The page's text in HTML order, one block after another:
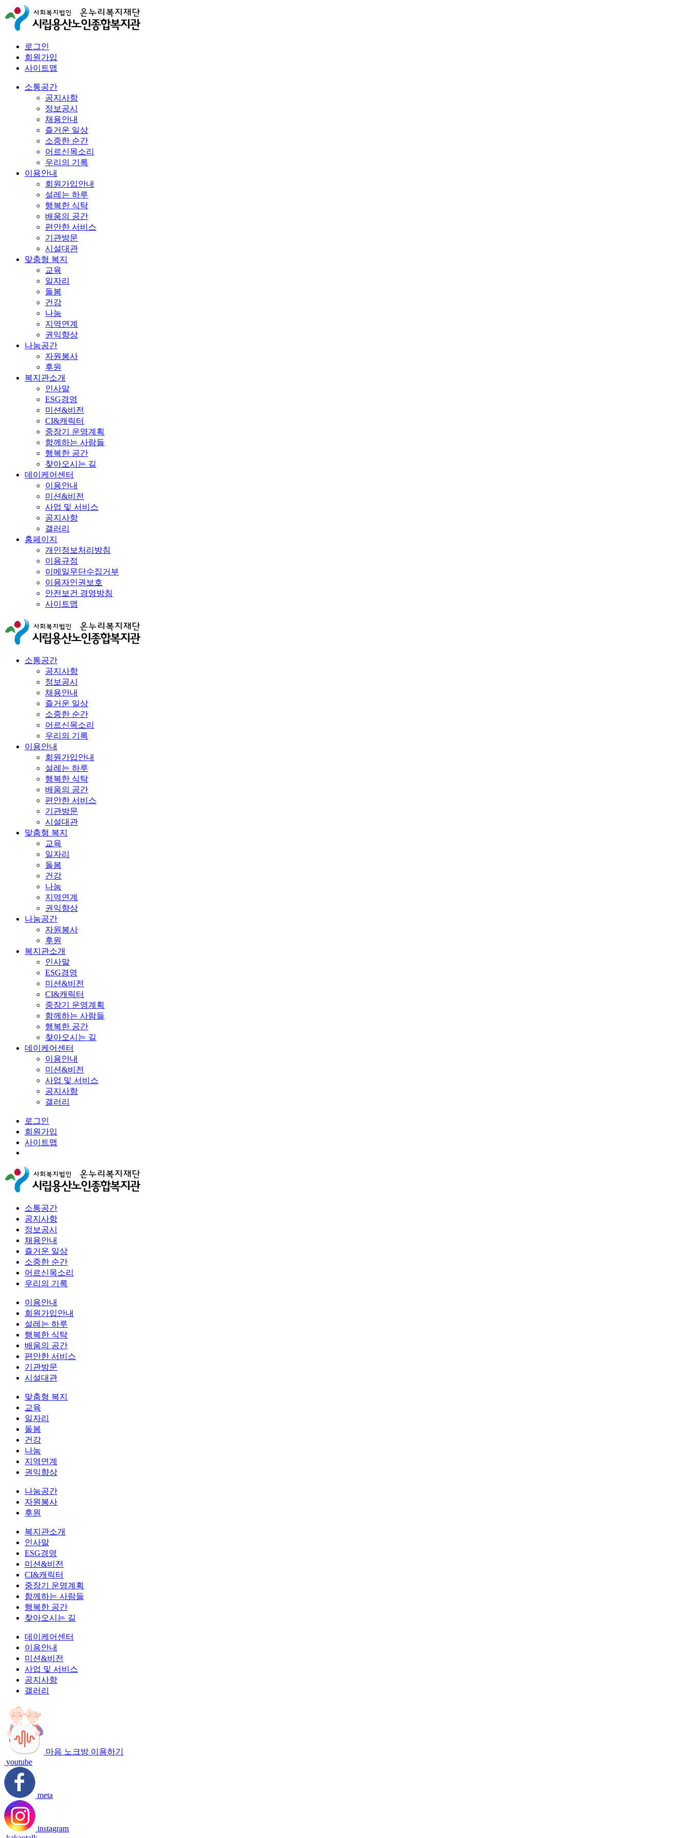
로그인
회원가입
사이트맵
소통공간
공지사항
정보공시
채용안내
즐거운 일상
소중한 순간
어르신목소리
우리의 기록
이용안내
회원가입안내
설레는 하루
행복한 식탁
배움의 공간
편안한 서비스
기관방문
시설대관
맞춤형 복지
교육
일자리
돌봄
건강
나눔
지역연계
권익향상
나눔공간
자원봉사
후원
복지관소개
인사말
ESG경영
미션&비전
CI&캐릭터
중장기 운영계획
함께하는 사람들
행복한 공간
찾아오시는 길
데이케어센터
이용안내
미션&비전
사업 및 서비스
공지사항
갤러리
홈페이지
개인정보처리방침
이용규정
이메일무단수집거부
이용자인권보호
안전보건 경영방침
사이트맵
소통공간
공지사항
정보공시
채용안내
즐거운 일상
소중한 순간
어르신목소리
우리의 기록
이용안내
회원가입안내
설레는 하루
행복한 식탁
배움의 공간
편안한 서비스
기관방문
시설대관
맞춤형 복지
교육
일자리
돌봄
건강
나눔
지역연계
권익향상
나눔공간
자원봉사
후원
복지관소개
인사말
ESG경영
미션&비전
CI&캐릭터
중장기 운영계획
함께하는 사람들
행복한 공간
찾아오시는 길
데이케어센터
이용안내
미션&비전
사업 및 서비스
공지사항
갤러리
로그인
회원가입
사이트맵
소통공간
공지사항
정보공시
채용안내
즐거운 일상
소중한 순간
어르신목소리
우리의 기록
이용안내
회원가입안내
설레는 하루
행복한 식탁
배움의 공간
편안한 서비스
기관방문
시설대관
맞춤형 복지
교육
일자리
돌봄
건강
나눔
지역연계
권익향상
나눔공간
자원봉사
후원
복지관소개
인사말
ESG경영
미션&비전
CI&캐릭터
중장기 운영계획
함께하는 사람들
행복한 공간
찾아오시는 길
데이케어센터
이용안내
미션&비전
사업 및 서비스
공지사항
갤러리
마음 노크방 이용하기
youtube
meta
instagram